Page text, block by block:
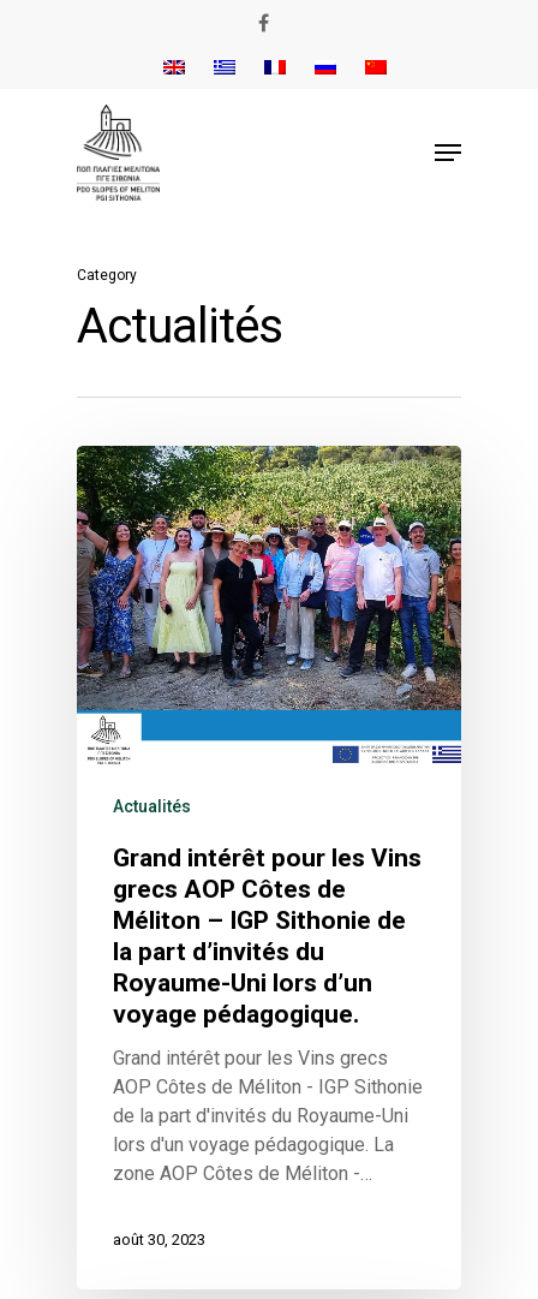
Category
Actualités
Actualités
Grand intérêt pour les Vins
grecs AOP Côtes de
Méliton – IGP Sithonie de
la part d’invités du
Royaume-Uni lors d’un
voyage pédagogique.
Grand intérêt pour les Vins grecs
AOP Côtes de Méliton - IGP Sithonie
de la part d'invités du Royaume-Uni
lors d'un voyage pédagogique. La
zone AOP Côtes de Méliton -…
août 30, 2023